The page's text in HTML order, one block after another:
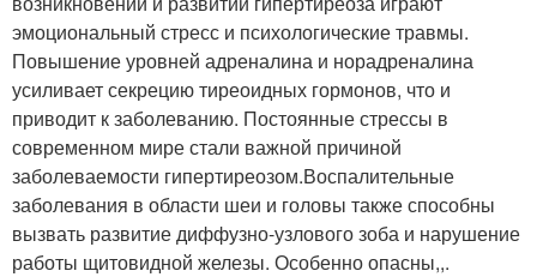
эмоциональный стресс и психологические травмы.
Повышение уровней адреналина и норадреналина
усиливает секрецию тиреоидных гормонов, что и
приводит к заболеванию. Постоянные стрессы в
современном мире стали важной причиной
заболеваемости гипертиреозом.Воспалительные
заболевания в области шеи и головы также способны
вызвать развитие диффузно-узлового зоба и нарушение
работы щитовидной железы. Особенно опасны,,.